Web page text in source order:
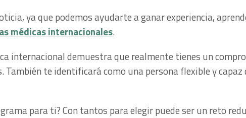
ya que podemos ayudarte a ganar experiencia,
médicas internacionales.
internacional demuestra que realmente tienes un
También te identificará como una persona flexible y
para ti? Con tantos para elegir puede ser un reto